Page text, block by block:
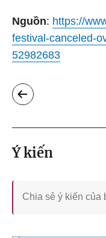
Nguồn: https://
festival-canceled-
52982683
Ý kiến